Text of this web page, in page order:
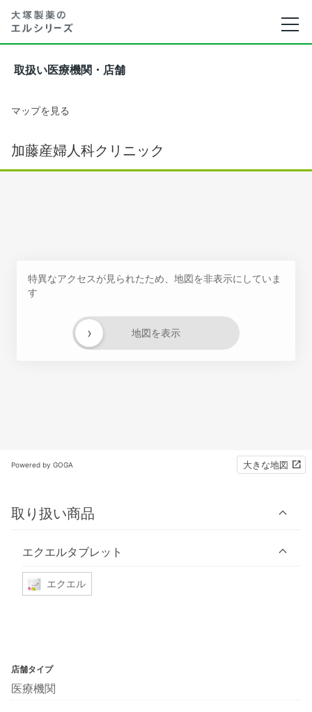
取扱い医療機関・店舗
マップを見る
加藤産婦人科クリニック
特異なアクセスが見られたため、地図を非表示にしていま
す
地図を表示
›
Powered by GOGA 大きな地図
取り扱い商品
エクエルタブレット
エクエル
店舗タイプ
医療機関